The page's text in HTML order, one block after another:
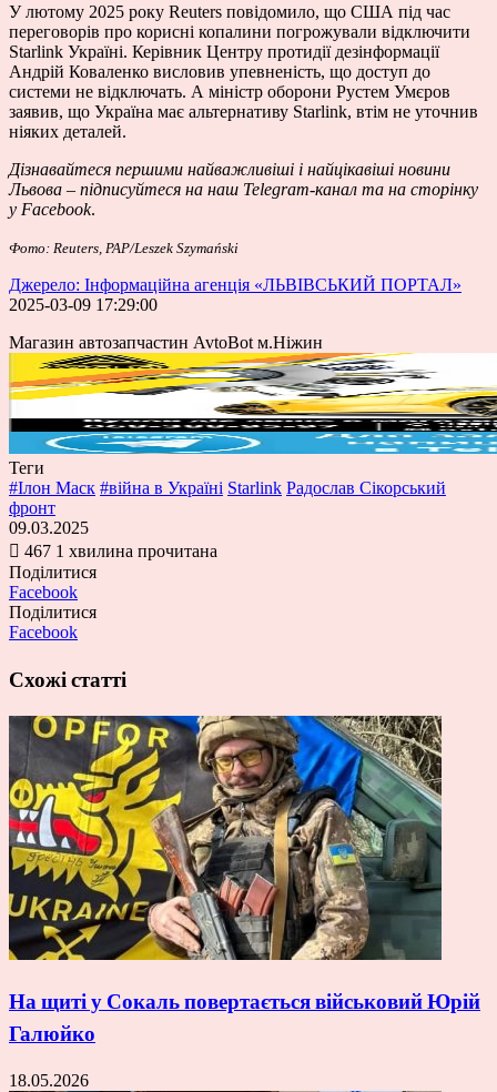
У лютому 2025 року Reuters повідомило, що США під час
переговорів про корисні копалини погрожували відключити
Starlink Україні. Керівник Центру протидії дезінформації
Андрій Коваленко висловив упевненість, що доступ до
системи не відключать. А міністр оборони Рустем Умєров
заявив, що Україна має альтернативу Starlink, втім не уточнив
ніяких деталей.
Дізнавайтеся першими найважливіші і найцікавіші новини
Львова – підписуйтеся на наш Telegram-канал та на сторінку
у Facebook.
Фото: Reuters, PAP/Leszek Szymański
Джерело: Інформаційна агенція «ЛЬВІВСЬКИЙ ПОРТАЛ»
2025-03-09 17:29:00
Магазин автозапчастин AvtoBot м.Ніжин
Теги
#Ілон Маск #війна в Україні Starlink Радослав Сікорський
фронт
09.03.2025
467 1 хвилина прочитана
Поділитися
Facebook
Поділитися
Facebook
Схожі статті
На щиті у Сокаль повертається військовий Юрій
Галюйко
18.05.2026